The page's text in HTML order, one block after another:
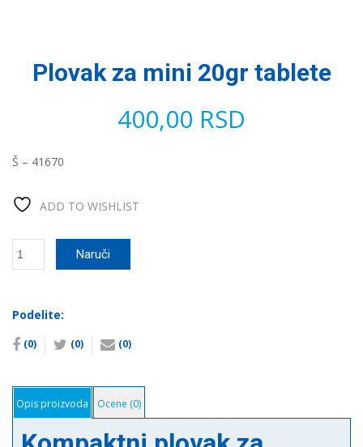
Plovak za mini 20gr tablete
400,00 RSD
Š – 41670
ADD TO WISHLIST
Plovak
za
tablete
Naruči
Podelite:
(0) (0) (0)
Opis proizvoda Ocene (0)